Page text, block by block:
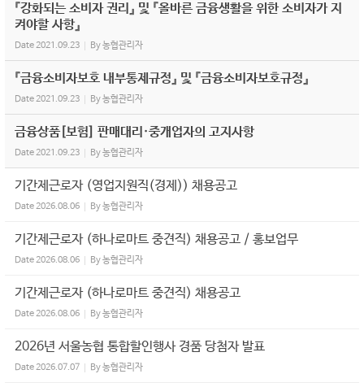
『강화되는 소비자 권리』 및 『올바른 금융생활을 위한 소비자가 지
켜야할 사항』
Date2021.09.23 By농협관리자
『금융소비자보호 내부통제규정』 및 『금융소비자보호규정』
Date2021.09.23 By농협관리자
금융상품[보험] 판매대리·중개업자의 고지사항
Date2021.09.23 By농협관리자
기간제근로자 (영업지원직(경제)) 채용공고
Date2026.08.06 By농협관리자
기간제근로자 (하나로마트 중견직) 채용공고 / 홍보업무
Date2026.08.06 By농협관리자
기간제근로자 (하나로마트 중견직) 채용공고
Date2026.08.06 By농협관리자
2026년 서울농협 통합할인행사 경품 당첨자 발표
Date2026.07.07 By농협관리자